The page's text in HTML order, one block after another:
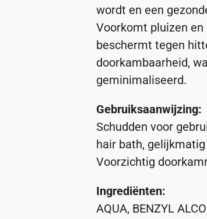
wordt en een
Voorkomt pluizen
beschermt tegen
doorkambaarheid,
geminimaliseerd.
Gebruiksaanwijzing:
Schudden voor
hair bath,
Voorzichtig
Ingrediënten:
AQUA, BENZYL